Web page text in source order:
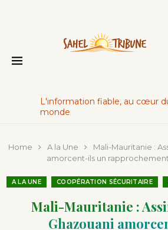
L'information fiable, au cœur
monde
Home A la Une
Mali-Mauritanie :
amorcent-ils un
A LA UNE COOPÉRATION SÉCURITAIRE
Mali-Mauritanie :
Ghazouani